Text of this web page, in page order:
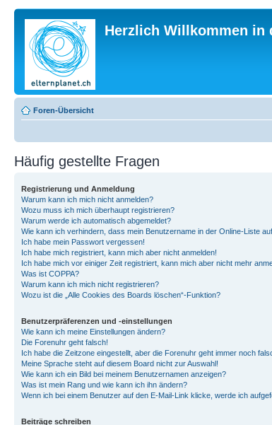
Herzlich Willkommen in
Foren-Übersicht
Häufig gestellte Fragen
Registrierung und Anmeldung
Warum kann ich mich nicht anmelden?
Wozu muss ich mich überhaupt registrieren?
Warum werde ich automatisch abgemeldet?
Wie kann ich verhindern, dass mein Benutzername in der Online-Liste
Ich habe mein Passwort vergessen!
Ich habe mich registriert, kann mich aber nicht anmelden!
Ich habe mich vor einiger Zeit registriert, kann mich aber nicht mehr
Was ist COPPA?
Warum kann ich mich nicht registrieren?
Wozu ist die „Alle Cookies des Boards löschen“-Funktion?
Benutzerpräferenzen und -einstellungen
Wie kann ich meine Einstellungen ändern?
Die Forenuhr geht falsch!
Ich habe die Zeitzone eingestellt, aber die Forenuhr geht immer noch
Meine Sprache steht auf diesem Board nicht zur Auswahl!
Wie kann ich ein Bild bei meinem Benutzernamen anzeigen?
Was ist mein Rang und wie kann ich ihn ändern?
Wenn ich bei einem Benutzer auf den E-Mail-Link klicke, werde ich
Beiträge schreiben